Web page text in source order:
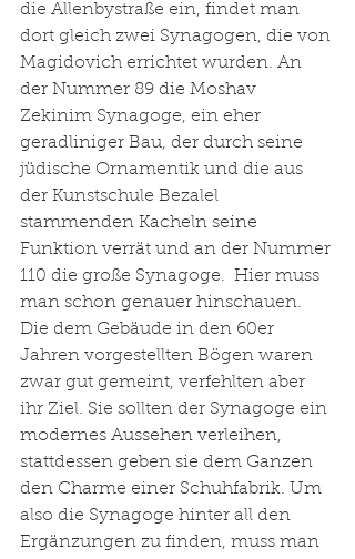
die Allenbystraße ein, findet man
dort gleich zwei Synagogen, die von
Magidovich errichtet wurden. An
der Nummer 89 die Moshav
Zekinim Synagoge, ein eher
geradliniger Bau, der durch seine
jüdische Ornamentik und die aus
der Kunstschule Bezalel
stammenden Kacheln seine
Funktion verrät und an der Nummer
110 die große Synagoge.  Hier muss
man schon genauer hinschauen.
Die dem Gebäude in den 60er
Jahren vorgestellten Bögen waren
zwar gut gemeint, verfehlten aber
ihr Ziel. Sie sollten der Synagoge ein
modernes Aussehen verleihen,
stattdessen geben sie dem Ganzen
den Charme einer Schuhfabrik. Um
also die Synagoge hinter all den
Ergänzungen zu finden, muss man